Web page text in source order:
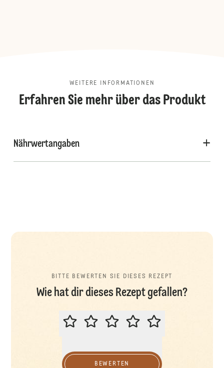
WEITERE INFORMATIONEN
Erfahren Sie mehr über das Produkt
Nährwertangaben
BITTE BEWERTEN SIE DIESES REZEPT
Wie hat dir dieses Rezept gefallen?
BITTE BEWERTEN SIE DIESES
BEWERTEN